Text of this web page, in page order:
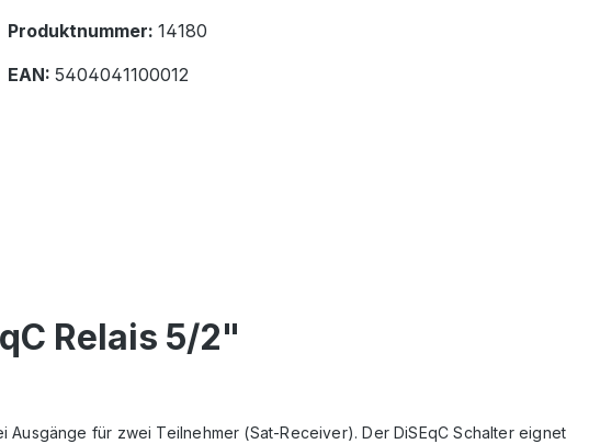
Produktnummer: 14180
EAN: 5404041100012
Relais 5/2"
für zwei Teilnehmer (Sat-Receiver). Der DiSEqC Schalter eignet